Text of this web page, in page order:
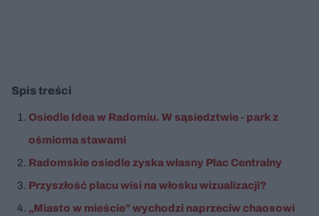
Spis treści
Osiedle Idea w Radomiu. W sąsiedztwie - park z
ośmioma stawami
Radomskie osiedle zyska własny Plac Centralny
Przyszłość placu wisi na włosku wizualizacji?
„Miasto w mieście” wychodzi naprzeciw chaosowi